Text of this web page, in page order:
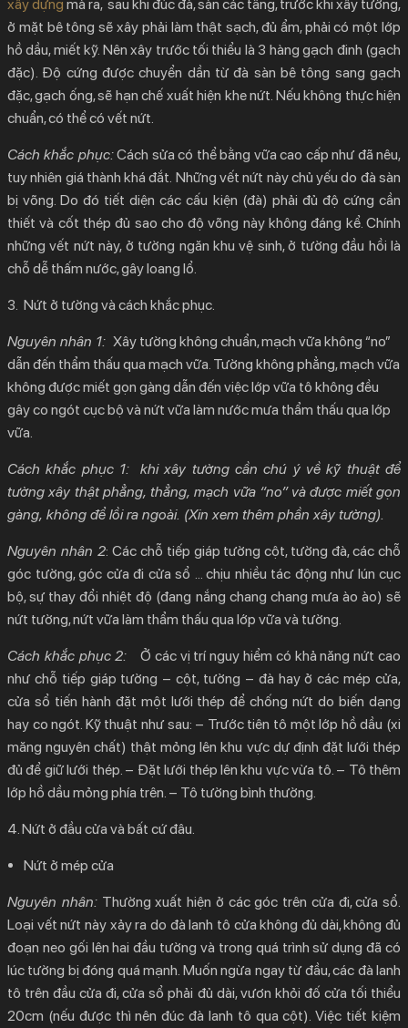
xây dựng mà ra, sau khi đúc đà, sàn các tầng, trước khi xây tường,
ở mặt bê tông sẽ xây phải làm thật sạch, đủ ẩm, phải có một lớp
hồ dầu, miết kỹ. Nên xây trước tối thiểu là 3 hàng gạch đinh (gạch
đặc). Ðộ cứng được chuyển dần từ đà sàn bê tông sang gạch
đặc, gạch ống, sẽ hạn chế xuất hiện khe nứt. Nếu không thực hiện
chuẩn, có thể có vết nứt.
Cách khắc phục:Cách sửa có thể bằng vữa cao cấp như đã nêu,
tuy nhiên giá thành khá đắt. Những vết nứt này chủ yếu do đà sàn
bị võng. Do đó tiết diện các cấu kiện (đà) phải đủ độ cứng cần
thiết và cốt thép đủ sao cho độ võng này không đáng kể. Chính
những vết nứt này, ở tường ngăn khu vệ sinh, ở tường đầu hồi là
chỗ dễ thấm nước, gây loang lổ.
3. Nứt ở tường và cách khắc phục.
Nguyên nhân 1: Xây tường không chuẩn, mạch vữa không “no”
dẫn đến thẩm thấu qua mạch vữa. Tường không phẳng, mạch vữa
không được miết gọn gàng dẫn đến việc lớp vữa tô không đều
gây co ngót cục bộ và nứt vữa làm nước mưa thẩm thấu qua lớp
vữa.
Cách khắc phục 1:
khi xây tường cần chú ý về kỹ thuật để
tường xây thật phẳng, thẳng, mạch vữa “no” và được miết gọn
gàng, không để lồi ra ngoài. (Xin xem thêm phần xây tường).
Nguyên nhân 2: Các chỗ tiếp giáp tường cột, tường đà, các chỗ
góc tường, góc cửa đi cửa sổ … chịu nhiều tác động như lún cục
bộ, sự thay đổi nhiệt độ (đang nắng chang chang mưa ào ào) sẽ
nứt tường, nứt vữa làm thẩm thấu qua lớp vữa và tường.
Cách khắc phục 2: Ở các vị trí nguy hiểm có khả năng nứt cao
như chỗ tiếp giáp tường – cột, tường – đà hay ở các mép cửa,
cửa sổ tiến hành đặt một lưới thép để chống nứt do biến dạng
hay co ngót. Kỹ thuật như sau: – Trước tiên tô một lớp hồ dầu (xi
măng nguyên chất) thật mỏng lên khu vực dự định đặt lưới thép
đủ để giữ lưới thép. – Đặt lưới thép lên khu vực vừa tô. – Tô thêm
lớp hồ dầu mỏng phía trên. – Tô tường bình thường.
4. Nứt ở đầu cửa và bất cứ đâu.
Nứt ở mép cửa
Nguyên nhân:Thường xuất hiện ở các góc trên cửa đi, cửa sổ.
Loại vết nứt này xảy ra do đà lanh tô cửa không đủ dài, không đủ
đoạn neo gối lên hai đầu tường và trong quá trình sử dụng đã có
lúc tường bị đóng quá mạnh. Muốn ngừa ngay từ đầu, các đà lanh
tô trên đầu cửa đi, cửa sổ phải đủ dài, vươn khỏi đố cửa tối thiểu
20cm (nếu được thì nên đúc đà lanh tô qua cột). Việc tiết kiệm